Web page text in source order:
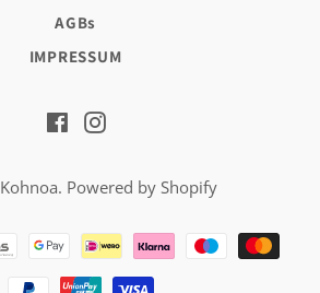
AGBs
IMPRESSUM
FacebookInstagram
Kohnoa. Powered by Shopify
Zahlungsarten